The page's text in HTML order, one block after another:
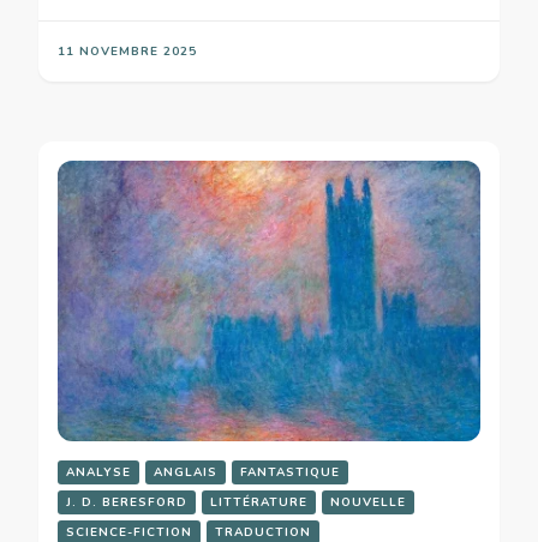
11 NOVEMBRE 2025
ANALYSE ANGLAIS
FANTASTIQUE
J. D. BERESFORD
LITTÉRATURE
NOUVELLE
SCIENCE-FICTION
TRADUCTION